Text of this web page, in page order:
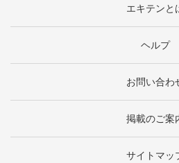
エキテンと
ヘルプ
お問い合わ
掲載のご案
サイトマッ